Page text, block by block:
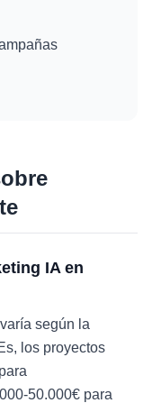
IA en
según la
los proyectos
50.000€ para